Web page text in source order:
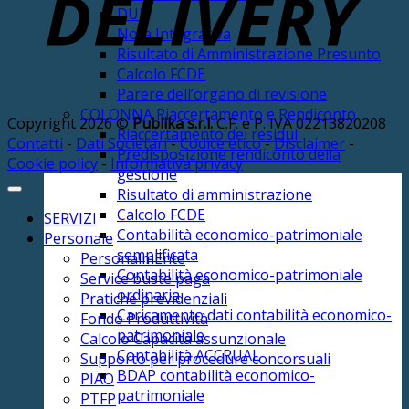
DUP
Nota Integrativa
Risultato di Amministrazione Presunto
Calcolo FCDE
Parere dell’organo di revisione
COLONNA Riaccertamento e Rendiconto
Riaccertamento dei residui
Predisposizione rendiconto della
gestione
Risultato di amministrazione
Calcolo FCDE
Contabilità economico-patrimoniale
semplificata
Contabilità economico-patrimoniale
ordinaria
Caricamento dati contabilità economico-
patrimoniale
Contabilità ACCRUAL
BDAP contabilità economico-
patrimoniale
Copyright 2026 ©Publika s.r.l.C.F. e P. IVA 02213820208
Contatti - Dati Societari-Codice etico-Disclaimer -
Cookie policy- Informativa privacy
SERVIZI
Personale
PersonalmEnte
Service buste paga
Pratiche previdenziali
Fondo Produttività
Calcolo Capacità assunzionale
Supporto per procedure concorsuali
PIAO
PTFP